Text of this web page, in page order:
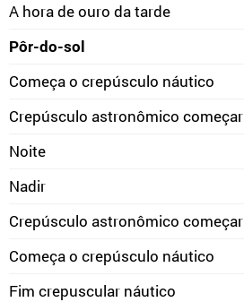
A hora de ouro da tarde
Pôr-do-sol
Começa o crepúsculo náutico
Crepúsculo astronômico começar
Noite
Nadir
Crepúsculo astronômico começar
Começa o crepúsculo náutico
Fim crepuscular náutico